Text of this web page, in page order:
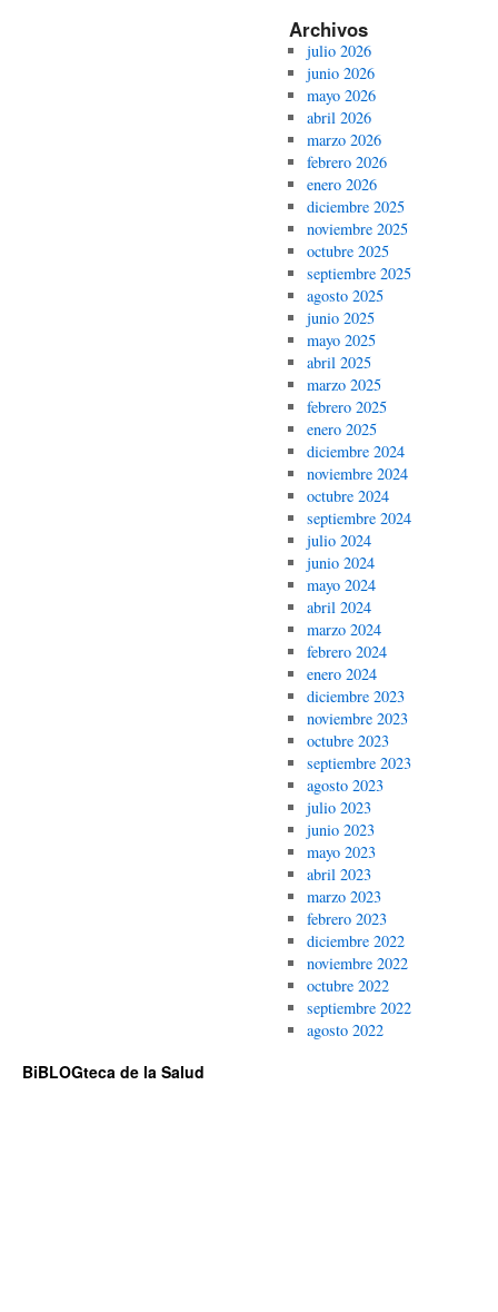
Archivos
julio 2026
junio 2026
mayo 2026
abril 2026
marzo 2026
febrero 2026
enero 2026
diciembre 2025
noviembre 2025
octubre 2025
septiembre 2025
agosto 2025
junio 2025
mayo 2025
abril 2025
marzo 2025
febrero 2025
enero 2025
diciembre 2024
noviembre 2024
octubre 2024
septiembre 2024
julio 2024
junio 2024
mayo 2024
abril 2024
marzo 2024
febrero 2024
enero 2024
diciembre 2023
noviembre 2023
octubre 2023
septiembre 2023
agosto 2023
julio 2023
junio 2023
mayo 2023
abril 2023
marzo 2023
febrero 2023
diciembre 2022
noviembre 2022
octubre 2022
septiembre 2022
agosto 2022
BiBLOGteca de la Salud